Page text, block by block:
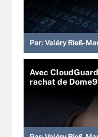
Par: Valéry Rieß-
Avec
rachat de Dome9